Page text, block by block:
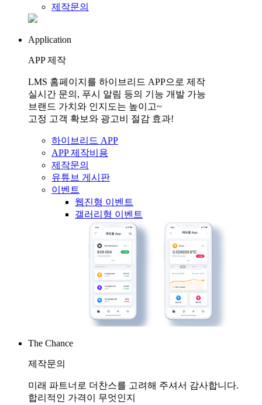
제작문의
Application
APP 제작
LMS 홈페이지를 하이브리드 APP으로 제작
실시간 문의, 푸시 알림 등의 기능 개발 가능
브랜드 가치와 인지도는 높이고~
고정 고객 확보와 광고비 절감 효과!
하이브리드 APP
APP 제작비용
제작문의
유튜브 게시판
이벤트
웹진형 이벤트
갤러리형 이벤트
The Chance
제작문의
미래 파트너로 더찬스를 고려해 주셔서 감사합니다.
합리적인 가격이 무엇인지